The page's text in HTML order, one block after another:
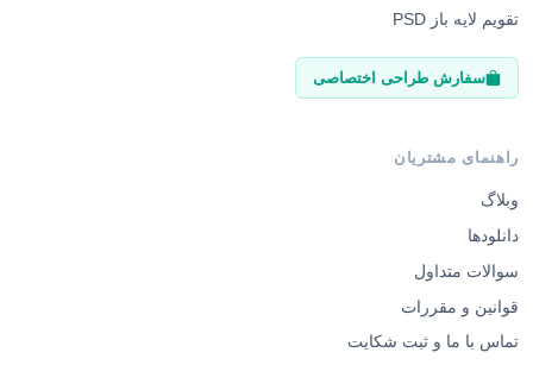
تقویم لایه باز PSD
سفارش طراحی اختصاصی
راهنمای مشتریان
وبلاگ
دانلودها
سوالات متداول
قوانین و مقررات
تماس با ما و ثبت شکایت